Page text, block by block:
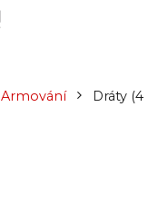
Armování Dráty(4